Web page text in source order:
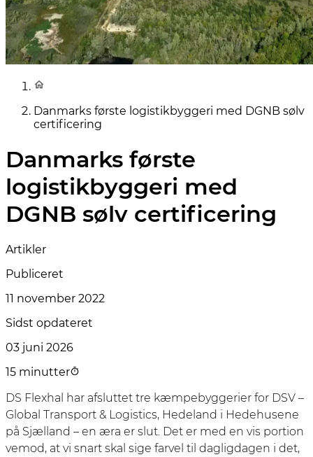
Danmarks første logistikbyggeri med DGNB sølv
certificering
Danmarks første
logistikbyggeri med
DGNB sølv certificering
Artikler
Publiceret
11 november 2022
Sidst opdateret
03 juni 2026
15 minutter
DS Flexhal har afsluttet tre kæmpebyggerier for DSV –
Global Transport & Logistics, Hedeland i Hedehusene
på Sjælland – en æra er slut. Det er med en vis portion
vemod, at vi snart skal sige farvel til dagligdagen i det,